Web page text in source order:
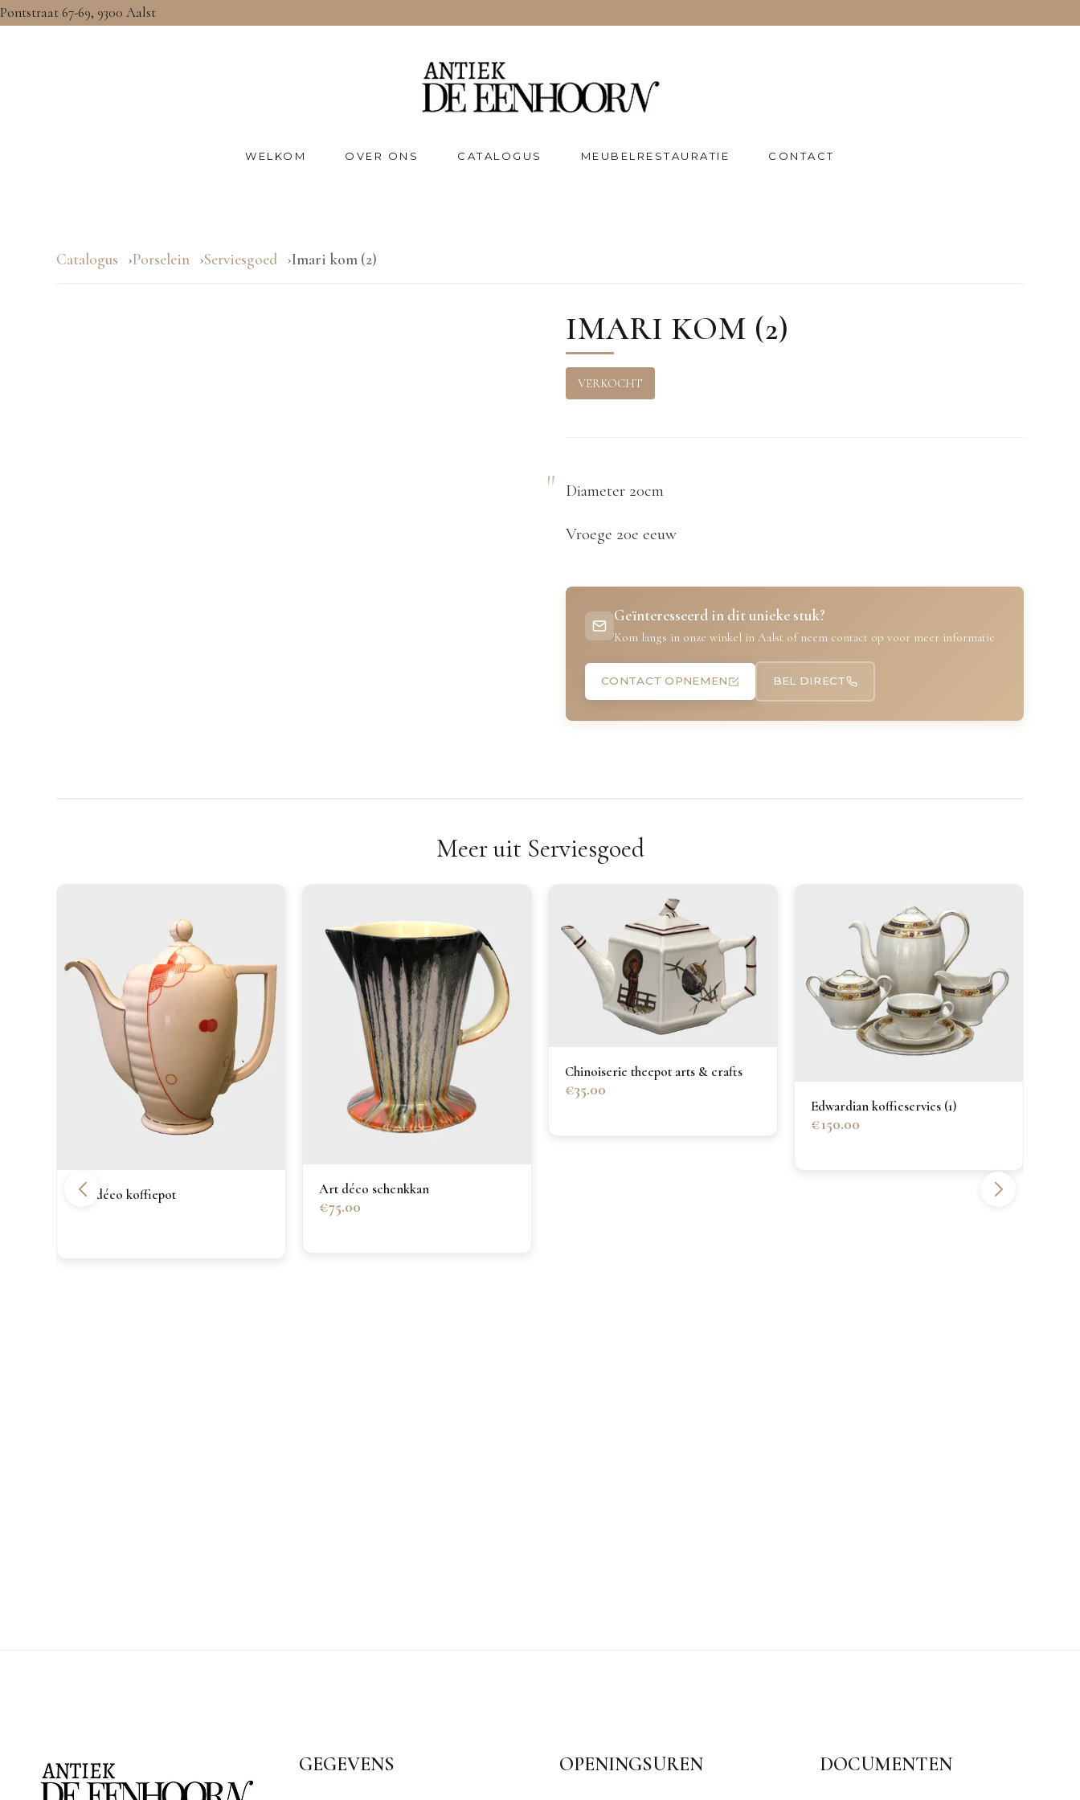
Pontstraat 67-69, 9300 Aalst
WELKOM OVER ONS CATALOGUS MEUBELRESTAURATIE CONTACT
Catalogus Porselein Serviesgoed Imari kom (2)
IMARI KOM (2)
VERKOCHT
Diameter 20cm
Vroege 20e eeuw
Geïnteresseerd in dit unieke stuk?
Kom langs in onze winkel in Aalst of neem contact op voor meer informatie
CONTACT OPNEMEN BEL DIRECT
Meer uit Serviesgoed
Art déco koffiepot Art déco schenkkan
€75.00
Chinoiserie theepot arts & crafts
€35.00
Edwardian koffieservies (1)
€150.00
GEGEVENS OPENINGSUREN DOCUMENTEN